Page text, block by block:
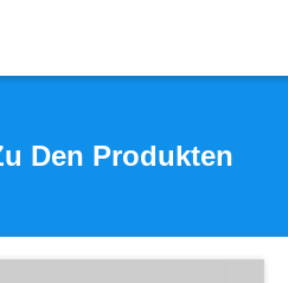
Den Produkten